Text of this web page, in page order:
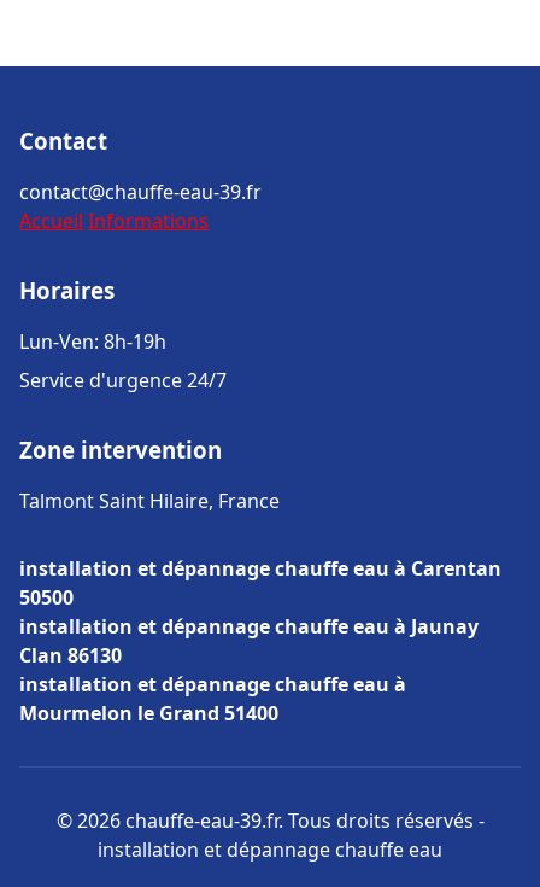
Contact
contact@chauffe-eau-39.fr
Accueil Informations
Horaires
Lun-Ven: 8h-19h
Service d'urgence 24/7
Zone intervention
Talmont Saint Hilaire, France
installation et dépannage chauffe eau à Carentan
50500
installation et dépannage chauffe eau à Jaunay
Clan 86130
installation et dépannage chauffe eau à
Mourmelon le Grand 51400
© 2026 chauffe-eau-39.fr. Tous droits réservés -
installation et dépannage chauffe eau